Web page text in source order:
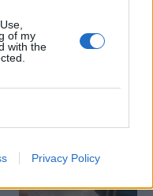
of my
with the
Privacy Policy